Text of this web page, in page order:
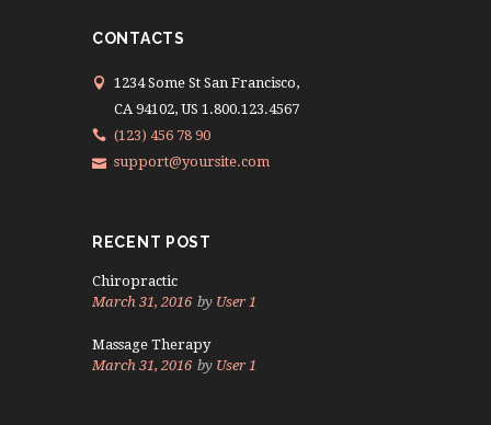
CONTACTS
1234 Some St San Francisco,
CA 94102, US 1.800.123.4567
(123) 456 78 90
support@yoursite.com
RECENT POST
Chiropractic
March 31, 2016 by User 1
Massage Therapy
March 31, 2016 by User 1